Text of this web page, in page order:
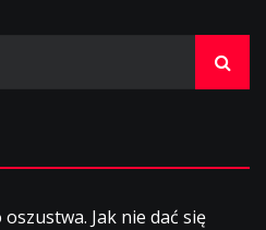
Jak nie dać się